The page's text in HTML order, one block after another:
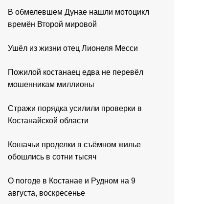
В обмелевшем Дунае нашли мотоцикл
времён Второй мировой
Ушёл из жизни отец Лионеля Месси
Пожилой костанаец едва не перевёл
мошенникам миллионы
Стражи порядка усилили проверки в
Костанайской области
Кошачьи проделки в съёмном жилье
обошлись в сотни тысяч
О погоде в Костанае и Рудном на 9
августа, воскресенье